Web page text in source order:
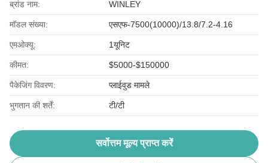
ब्रांड नाम: WINLEY
मॉडल संख्या: एसएफ-7500(10000)/13.8/7.2-4.16
एमओक्यू: 1यूनिट
कीमत: $5000-$150000
पैकेजिंग विवरण: प्लाईवुड मामले
भुगतान की शर्तें: टी/टी
सर्वोत्तम मूल्य प्राप्त करें